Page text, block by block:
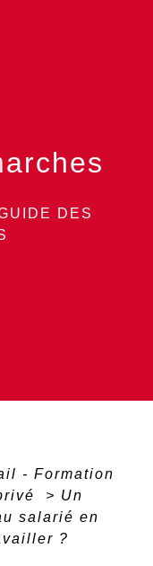
DES
- Formation
> Un
salarié en
?